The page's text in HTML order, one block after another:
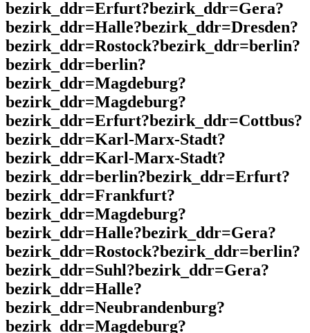
bezirk_ddr=Erfurt?bezirk_ddr=Gera?
bezirk_ddr=Halle?bezirk_ddr=Dresden?
bezirk_ddr=Rostock?bezirk_ddr=berlin?
bezirk_ddr=berlin?
bezirk_ddr=Magdeburg?
bezirk_ddr=Magdeburg?
bezirk_ddr=Erfurt?bezirk_ddr=Cottbus?
bezirk_ddr=Karl-Marx-Stadt?
bezirk_ddr=Karl-Marx-Stadt?
bezirk_ddr=berlin?bezirk_ddr=Erfurt?
bezirk_ddr=Frankfurt?
bezirk_ddr=Magdeburg?
bezirk_ddr=Halle?bezirk_ddr=Gera?
bezirk_ddr=Rostock?bezirk_ddr=berlin?
bezirk_ddr=Suhl?bezirk_ddr=Gera?
bezirk_ddr=Halle?
bezirk_ddr=Neubrandenburg?
bezirk_ddr=Magdeburg?